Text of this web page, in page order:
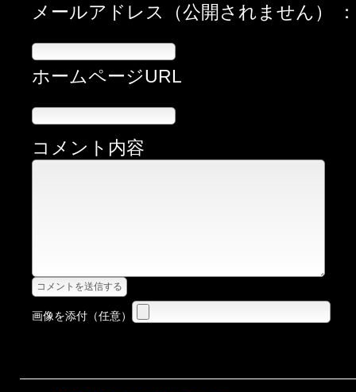
メールアドレス（公開されません）
ホームページURL
コメント内容
画像を添付（任意）